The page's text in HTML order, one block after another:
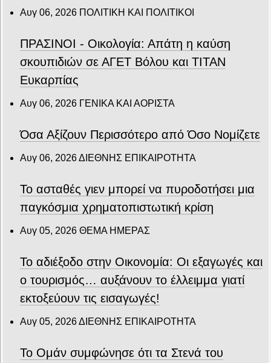
Αυγ 06, 2026 ΠΟΛΙΤΙΚΗ ΚΑΙ ΠΟΛΙΤΙΚΟΙ
ΠΡΑΣΙΝΟΙ - Οικολογία: Απάτη η καύση
σκουπιδιών σε ΑΓΕΤ Βόλου και ΤΙΤΑΝ
Ευκαρπίας
Αυγ 06, 2026 ΓΕΝΙΚΑ ΚΑΙ ΑΟΡΙΣΤΑ
Όσα Αξίζουν Περισσότερο από Όσο Νομίζετε
Αυγ 06, 2026ΔΙΕΘΝΗΣ ΕΠΙΚΑΙΡΟΤΗΤΑ
Το ασταθές γιεν μπορεί να πυροδοτήσει μια
παγκόσμια χρηματοπιστωτική κρίση
Αυγ 05, 2026 ΘΕΜΑ ΗΜΕΡΑΣ
Το αδιέξοδο στην Οικονομία: Οι εξαγωγές και
ο τουρισμός… αυξάνουν το έλλειμμα γιατί
εκτοξεύουν τις εισαγωγές!
Αυγ 05, 2026ΔΙΕΘΝΗΣ ΕΠΙΚΑΙΡΟΤΗΤΑ
Το Ομάν συμφώνησε ότι τα Στενά του